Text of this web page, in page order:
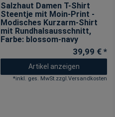
Salzhaut Damen T-Shirt
Steentje mit Moin-Print -
Modisches Kurzarm-Shirt
mit Rundhalsausschnitt,
Farbe: blossom-navy
39,99 € *
Artikel anzeigen
*inkl. ges. MwSt.zzgl.Versandkosten